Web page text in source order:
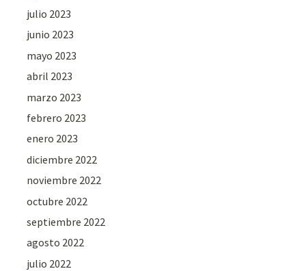
julio 2023
junio 2023
mayo 2023
abril 2023
marzo 2023
febrero 2023
enero 2023
diciembre 2022
noviembre 2022
octubre 2022
septiembre 2022
agosto 2022
julio 2022